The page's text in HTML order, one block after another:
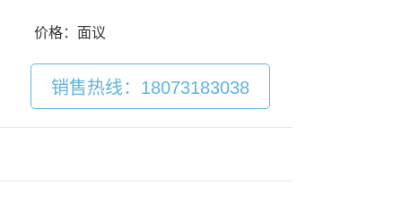
价格：面议
销售热线：18073183038